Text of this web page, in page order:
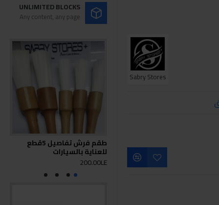
Sabry Stores
UNLIMITED BLOCKS
Any content, any page
طقم فرش تفاصيل 5قطع
للعناية بالسيارات
200.00LE